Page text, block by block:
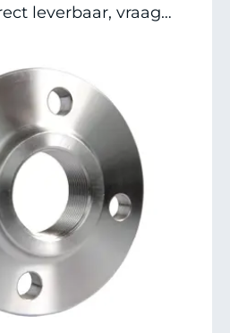
leverbaar, vraag